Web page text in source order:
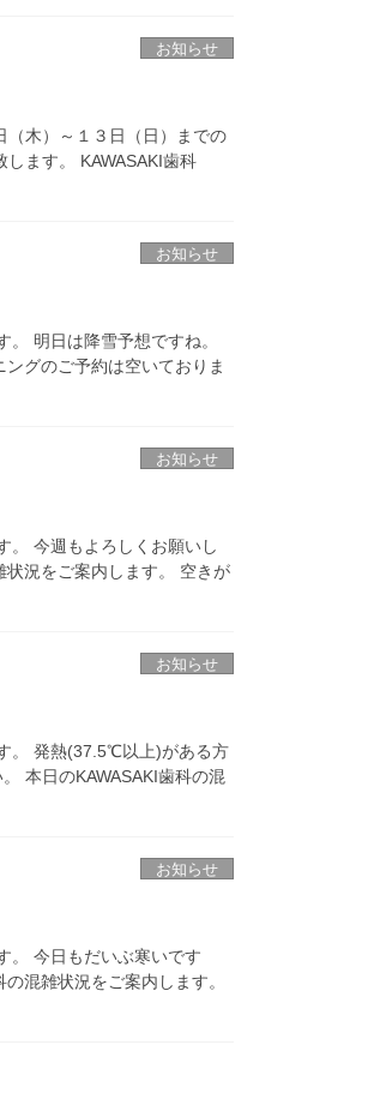
お知らせ
（木）～１３日（日）までの
ます。 KAWASAKI歯科
お知らせ
明日は降雪予想ですね。
グのご予約は空いておりま
お知らせ
。 今週もよろしくお願いし
状況をご案内します。 空きが
お知らせ
。 発熱(37.5℃以上)がある方
本日のKAWASAKI歯科の混
お知らせ
。 今日もだいぶ寒いです
混雑状況をご案内します。